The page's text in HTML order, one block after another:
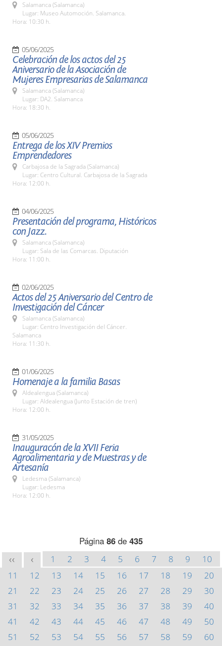
Salamanca (Salamanca)
Lugar: Museo Automoción. Salamanca.
Hora: 10:30 h.
05/06/2025
Celebración de los actos del 25
Aniversario de la Asociación de
Mujeres Empresarias de Salamanca
Salamanca (Salamanca)
Lugar: DA2. Salamanca
Hora: 18:30 h.
05/06/2025
Entrega de los XIV Premios
Emprendedores
Carbajosa de la Sagrada (Salamanca)
Lugar: Centro Cultural. Carbajosa de la Sagrada
Hora: 12:00 h.
04/06/2025
Presentación del programa, Históricos
con Jazz.
Salamanca (Salamanca)
Lugar: Sala de las Comarcas. Diputación
Hora: 11:00 h.
02/06/2025
Actos del 25 Aniversario del Centro de
Investigación del Cáncer
Salamanca (Salamanca)
Lugar: Centro Investigación del Cáncer.
Salamanca
Hora: 11:30 h.
01/06/2025
Homenaje a la familia Basas
Aldealengua (Salamanca)
Lugar: Aldealengua (Junto Estación de tren)
Hora: 12:00 h.
31/05/2025
Inauguracón de la XVII Feria
Agroalimentaria y de Muestras y de
Artesanía
Ledesma (Salamanca)
Lugar: Ledesma
Hora: 12:00 h.
Página 86 de 435
<< < 1 2 3 4 5 6 7 8 9
10
11
12 13 14 15 16 17 18 19
20
21
22 23 24 25 26 27 28 29
30
31
32 33 34 35 36 37 38 39
40
41
42 43 44 45 46 47 48 49
50
51
52 53 54 55 56 57 58 59
60